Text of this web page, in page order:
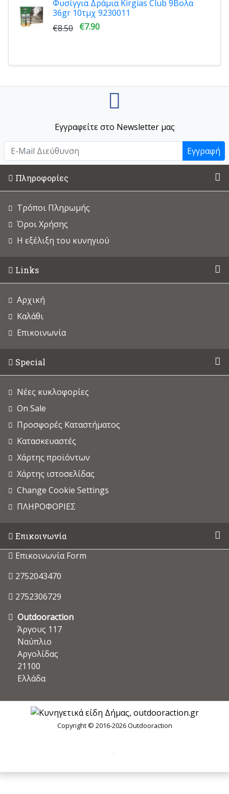
Φυσίγγια Δράμια Kirgias Club 9Βολα
36gr 10τμχ 9230011
€8.50 €7.90
Εγγραφείτε στο Newsletter μας
Εγγραφή
Πληροφορίες
Τρόποι Πληρωμής
Όροι Χρήσης
Η εξέλιξη του κυνηγιού
Links
Αρχική
Καλάθι
Επικοινωνία
Special
Νέες κυκλοφορίες
On Sale
Προσφορές Καταστήματος
Κατασκευαστές
Χάρτης προϊόντων
Χάρτης ιστοσελίδας
Change Cookie Settings
ΠΛΗΡΟΦΟΡΙΕΣ
Επικοινωνία
Επικοινωνία Form
2752043470
2752306729
Outdooraction
Άργους 117
Ναύπλιο
Αργολίδας
21100
Ελλάδα
Copyright © 2016-2026 Outdooraction